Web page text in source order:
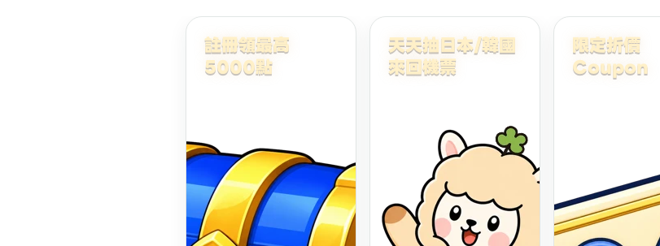
註冊領最高
5000點
天天抽日本/韓國
來回機票
限定折價
Coupon